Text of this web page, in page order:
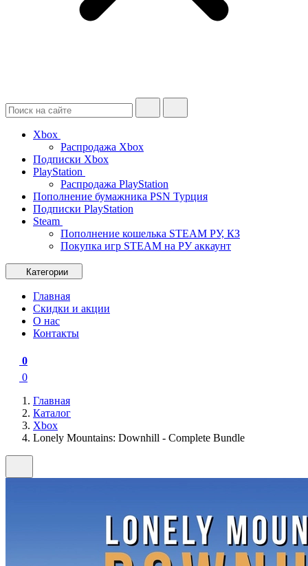
Xbox
Распродажа Xbox
Подписки Xbox
PlayStation
Распродажа PlayStation
Пополнение бумажника PSN Турция
Подписки PlayStation
Steam
Пополнение кошелька STEAM РУ, КЗ
Покупка игр STEAM на РУ аккаунт
Категории
Главная
Скидки и акции
О нас
Контакты
0
0
Главная
Каталог
Xbox
Lonely Mountains: Downhill - Complete Bundle